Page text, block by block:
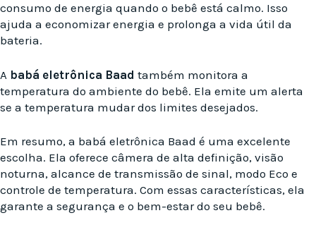
consumo de energia quando o bebê está calmo. Isso
ajuda a economizar energia e prolonga a vida útil da
bateria.
A babá eletrônica Baad também monitora a
temperatura do ambiente do bebê. Ela emite um alerta
se a temperatura mudar dos limites desejados.
Em resumo, a babá eletrônica Baad é uma excelente
escolha. Ela oferece câmera de alta definição, visão
noturna, alcance de transmissão de sinal, modo Eco e
controle de temperatura. Com essas características, ela
garante a segurança e o bem-estar do seu bebê.